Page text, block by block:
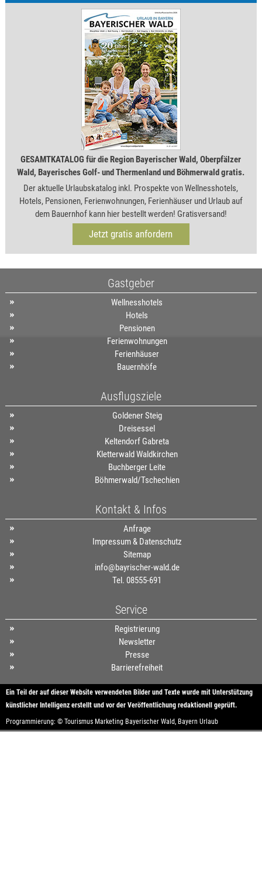
GESAMTKATALOG für die Region Bayerischer Wald, Oberpfälzer
Wald, Bayerisches Golf- und Thermenland und Böhmerwald gratis.
Der aktuelle Urlaubskatalog inkl. Prospekte von Wellnesshotels,
Hotels, Pensionen, Ferienwohnungen, Ferienhäuser und Urlaub auf
dem Bauernhof kann hier bestellt werden! Gratisversand!
Jetzt gratis anfordern
Gastgeber
Wellnesshotels
Hotels
Pensionen
Ferienwohnungen
Ferienhäuser
Bauernhöfe
Ausflugsziele
Goldener Steig
Dreisessel
Keltendorf Gabreta
Kletterwald Waldkirchen
Buchberger Leite
Böhmerwald/Tschechien
Kontakt & Infos
Anfrage
Impressum & Datenschutz
Sitemap
info@bayrischer-wald.de
Tel. 08555-691
Service
Registrierung
Newsletter
Presse
Barrierefreiheit
Ein Teil der auf dieser Website verwendeten Bilder und Texte wurde mit Unterstützung
künstlicher Intelligenz erstellt und vor der Veröffentlichung redaktionell geprüft.
Programmierung: © Tourismus Marketing Bayerischer Wald, Bayern Urlaub